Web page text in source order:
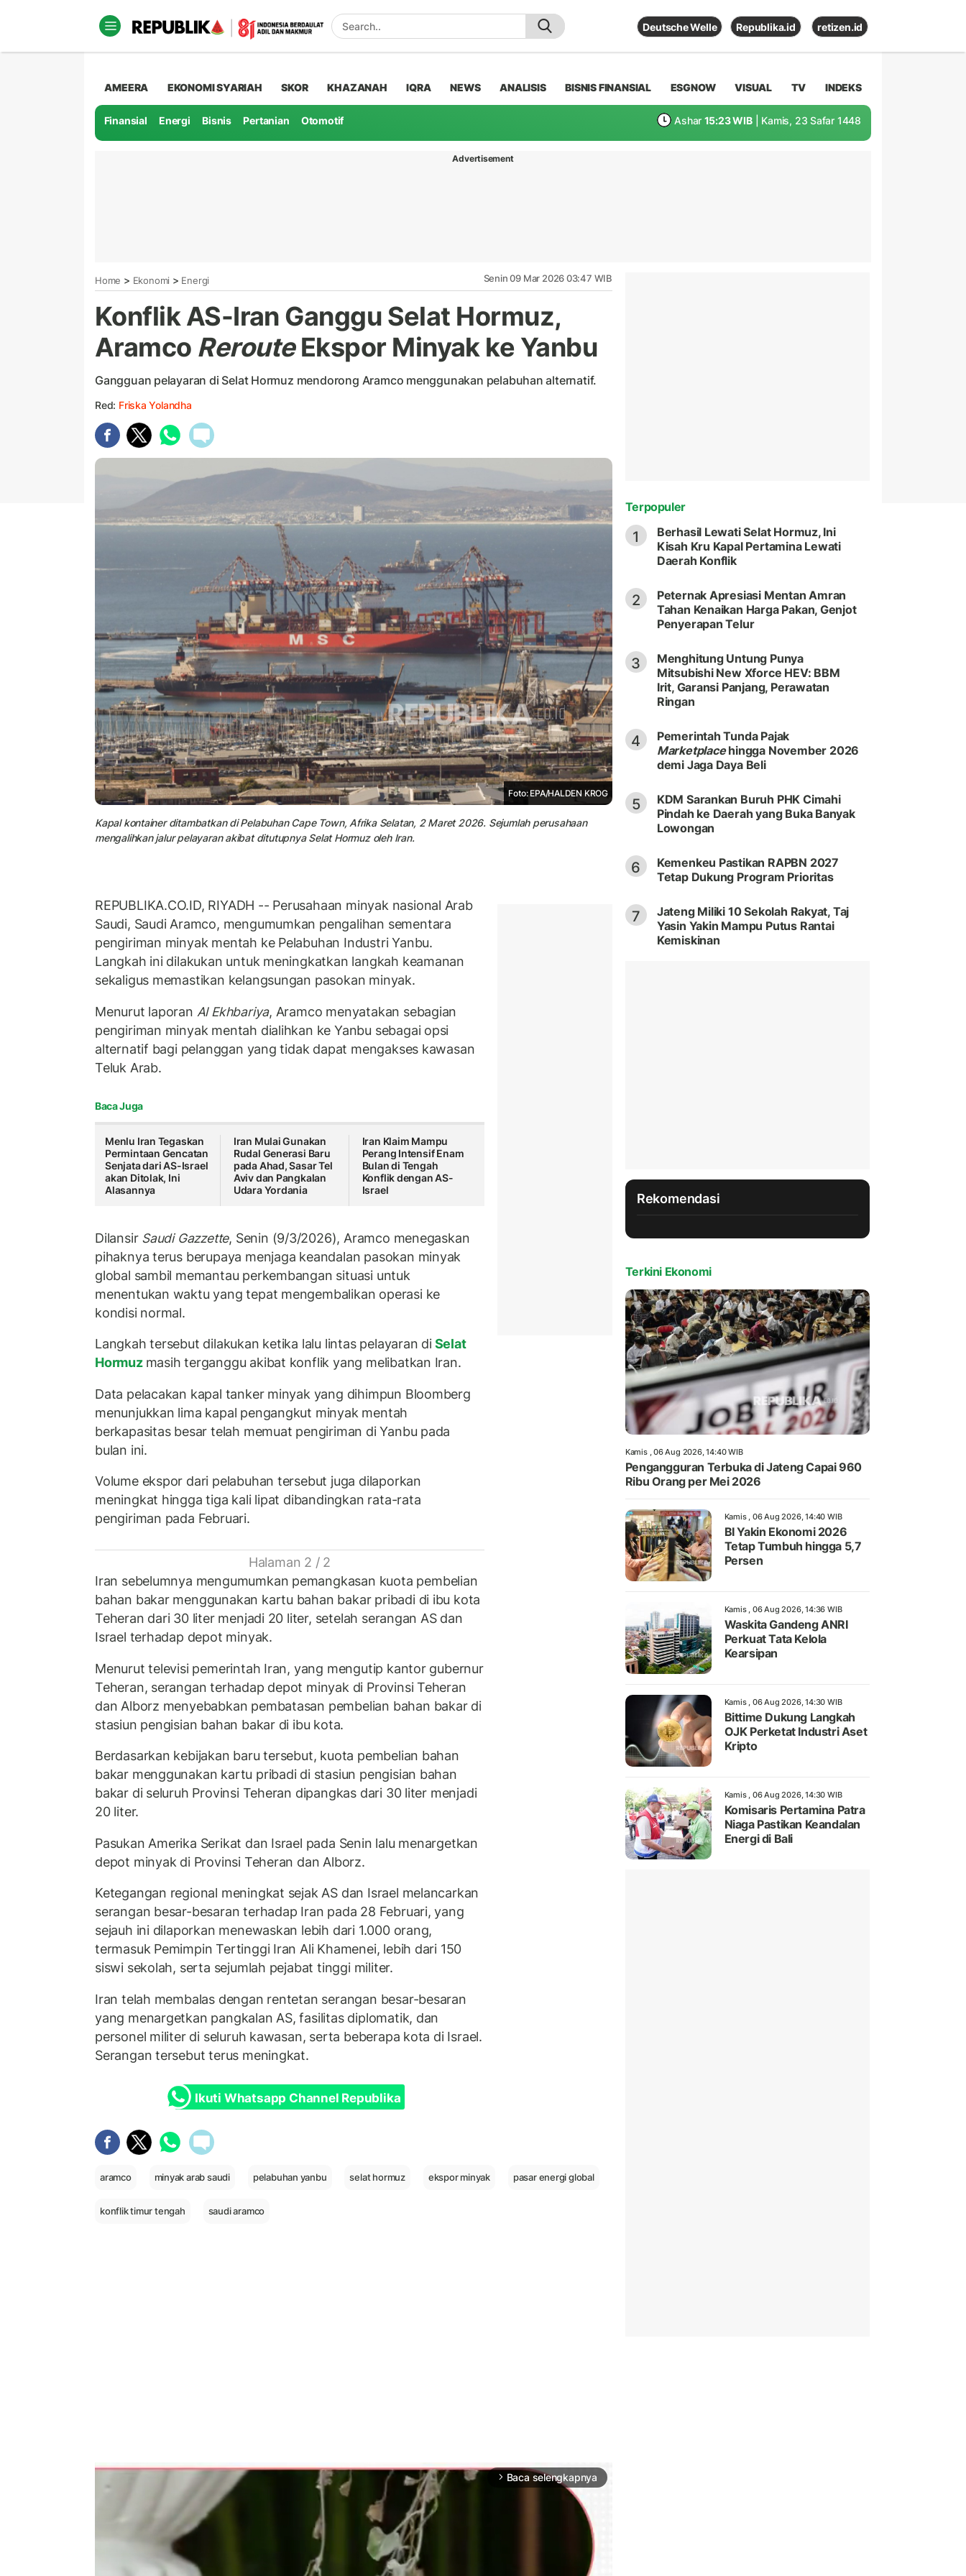
Deutsche Welle Republika.id retizen.id
AMEERA EKONOMI SYARIAH SKOR KHAZANAH IQRA NEWS ANALISIS BISNIS FINANSIAL ESGNOW VISUAL TV INDEKS
Finansial Energi Bisnis Pertanian Otomotif Ashar 15:23 WIB | Kamis, 23 Safar 1448
Advertisement
Home > Ekonomi > Energi Senin 09 Mar 2026 03:47 WIB
Konflik AS-Iran Ganggu Selat Hormuz,
Aramco RerouteEkspor Minyak ke Yanbu
Gangguan pelayaran di Selat Hormuz mendorong Aramco menggunakan pelabuhan alternatif.
Red: Friska Yolandha
Foto: EPA/HALDEN KROG
Kapal kontainer ditambatkan di Pelabuhan Cape Town, Afrika Selatan, 2 Maret 2026. Sejumlah perusahaan
mengalihkan jalur pelayaran akibat ditutupnya Selat Hormuz oleh Iran.
REPUBLIKA.CO.ID, RIYADH -- Perusahaan minyak nasional Arab
Saudi, Saudi Aramco, mengumumkan pengalihan sementara
pengiriman minyak mentah ke Pelabuhan Industri Yanbu.
Langkah ini dilakukan untuk meningkatkan langkah keamanan
sekaligus memastikan kelangsungan pasokan minyak.
Menurut laporan Al Ekhbariya, Aramco menyatakan sebagian
pengiriman minyak mentah dialihkan ke Yanbu sebagai opsi
alternatif bagi pelanggan yang tidak dapat mengakses kawasan
Teluk Arab.
Baca Juga
Menlu Iran Tegaskan
Permintaan Gencatan
Senjata dari AS-Israel
akan Ditolak, Ini
Alasannya
Iran Mulai Gunakan
Rudal Generasi Baru
pada Ahad, Sasar Tel
Aviv dan Pangkalan
Udara Yordania
Iran Klaim Mampu
Perang Intensif Enam
Bulan di Tengah
Konflik dengan AS-
Israel
Dilansir Saudi Gazzette, Senin (9/3/2026), Aramco menegaskan
pihaknya terus berupaya menjaga keandalan pasokan minyak
global sambil memantau perkembangan situasi untuk
menentukan waktu yang tepat mengembalikan operasi ke
kondisi normal.
Langkah tersebut dilakukan ketika lalu lintas pelayaran diSelat
Hormuz masih terganggu akibat konflik yang melibatkan Iran.
Data pelacakan kapal tanker minyak yang dihimpun Bloomberg
menunjukkan lima kapal pengangkut minyak mentah
berkapasitas besar telah memuat pengiriman di Yanbu pada
bulan ini.
Volume ekspor dari pelabuhan tersebut juga dilaporkan
meningkat hingga tiga kali lipat dibandingkan rata-rata
pengiriman pada Februari.
Halaman 2 / 2
Iran sebelumnya mengumumkan pemangkasan kuota pembelian
bahan bakar menggunakan kartu bahan bakar pribadi di ibu kota
Teheran dari 30 liter menjadi 20 liter, setelah serangan AS dan
Israel terhadap depot minyak.
Menurut televisi pemerintah Iran, yang mengutip kantor gubernur
Teheran, serangan terhadap depot minyak di Provinsi Teheran
dan Alborz menyebabkan pembatasan pembelian bahan bakar di
stasiun pengisian bahan bakar di ibu kota.
Berdasarkan kebijakan baru tersebut, kuota pembelian bahan
bakar menggunakan kartu pribadi di stasiun pengisian bahan
bakar di seluruh Provinsi Teheran dipangkas dari 30 liter menjadi
20 liter.
Pasukan Amerika Serikat dan Israel pada Senin lalu menargetkan
depot minyak di Provinsi Teheran dan Alborz.
Ketegangan regional meningkat sejak AS dan Israel melancarkan
serangan besar-besaran terhadap Iran pada 28 Februari, yang
sejauh ini dilaporkan menewaskan lebih dari 1.000 orang,
termasuk Pemimpin Tertinggi Iran Ali Khamenei, lebih dari 150
siswi sekolah, serta sejumlah pejabat tinggi militer.
Iran telah membalas dengan rentetan serangan besar-besaran
yang menargetkan pangkalan AS, fasilitas diplomatik, dan
personel militer di seluruh kawasan, serta beberapa kota di Israel.
Serangan tersebut terus meningkat.
Ikuti Whatsapp Channel Republika
aramco minyak arab saudi pelabuhan yanbu selat hormuz ekspor minyak pasar energi global
konflik timur tengah saudi aramco
arrow_forward_ios Baca selengkapnya
Terpopuler
1
Berhasil Lewati Selat Hormuz, Ini
Kisah Kru Kapal Pertamina Lewati
Daerah Konflik
2
Peternak Apresiasi Mentan Amran
Tahan Kenaikan Harga Pakan, Genjot
Penyerapan Telur
3
Menghitung Untung Punya
Mitsubishi New Xforce HEV: BBM
Irit, Garansi Panjang, Perawatan
Ringan
4
Pemerintah Tunda Pajak
Marketplacehingga November 2026
demi Jaga Daya Beli
5
KDM Sarankan Buruh PHK Cimahi
Pindah ke Daerah yang Buka Banyak
Lowongan
6
Kemenkeu Pastikan RAPBN 2027
Tetap Dukung Program Prioritas
7
Jateng Miliki 10 Sekolah Rakyat, Taj
Yasin Yakin Mampu Putus Rantai
Kemiskinan
Rekomendasi
Terkini Ekonomi
Kamis , 06 Aug 2026, 14:40 WIB
Pengangguran Terbuka di Jateng Capai 960
Ribu Orang per Mei 2026
Kamis , 06 Aug 2026, 14:40 WIB
BI Yakin Ekonomi 2026
Tetap Tumbuh hingga 5,7
Persen
Kamis , 06 Aug 2026, 14:36 WIB
Waskita Gandeng ANRI
Perkuat Tata Kelola
Kearsipan
Kamis , 06 Aug 2026, 14:30 WIB
Bittime Dukung Langkah
OJK Perketat Industri Aset
Kripto
Kamis , 06 Aug 2026, 14:30 WIB
Komisaris Pertamina Patra
Niaga Pastikan Keandalan
Energi di Bali